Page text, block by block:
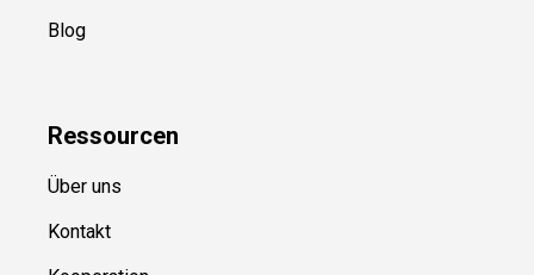
Blog
Ressourcen
Über uns
Kontakt